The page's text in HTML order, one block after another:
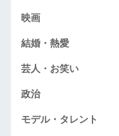
映画
結婚・熱愛
芸人・お笑い
政治
モデル・タレント